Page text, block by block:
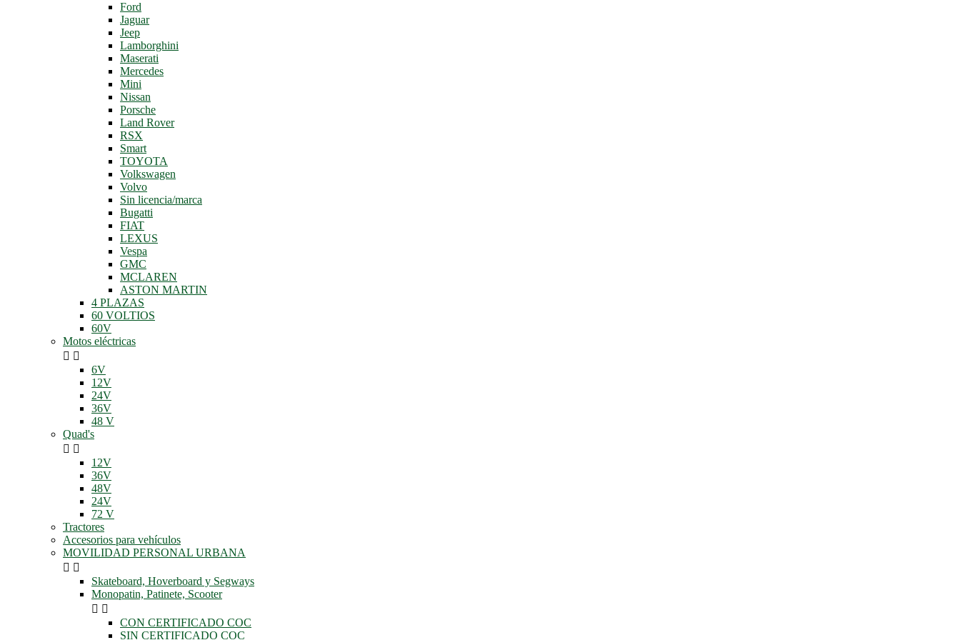
Ford
Jaguar
Jeep
Lamborghini
Maserati
Mercedes
Mini
Nissan
Porsche
Land Rover
RSX
Smart
TOYOTA
Volkswagen
Volvo
Sin licencia/marca
Bugatti
FIAT
LEXUS
Vespa
GMC
MCLAREN
ASTON MARTIN
4 PLAZAS
60 VOLTIOS
60V
Motos eléctricas
 
6V
12V
24V
36V
48 V
Quad's
 
12V
36V
48V
24V
72 V
Tractores
Accesorios para vehículos
MOVILIDAD PERSONAL URBANA
 
Skateboard, Hoverboard y Segways
Monopatin, Patinete, Scooter
 
CON CERTIFICADO COC
SIN CERTIFICADO COC